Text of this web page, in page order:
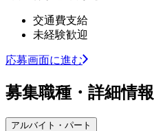
交通費支給
未経験歓迎
応募画面に進む
募集職種・詳細情報
アルバイト・パート